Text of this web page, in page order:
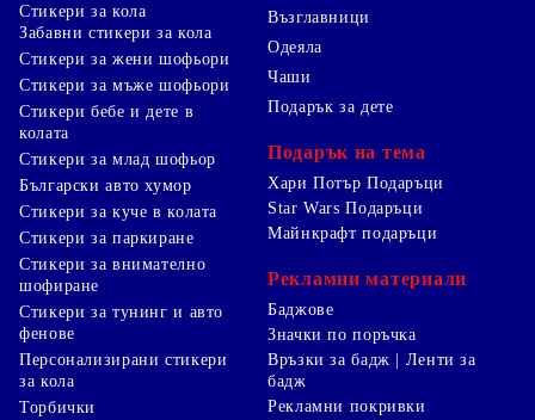
Стикери за кола
Забавни стикери за кола
Стикери за жени шофьори
Стикери за мъже шофьори
Стикери бебе и дете в
колата
Стикери за млад шофьор
Български авто хумор
Стикери за куче в колата
Стикери за паркиране
Стикери за внимателно
шофиране
Стикери за тунинг и авто
фенове
Персонализирани стикери
за кола
Торбички
Възглавници
Одеяла
Чаши
Подарък за дете
Подарък на тема
Хари Потър Подаръци
Star Wars Подаръци
Майнкрафт подаръци
Рекламни материали
Баджове
Значки по поръчка
Връзки за бадж | Ленти за
бадж
Рекламни покривки